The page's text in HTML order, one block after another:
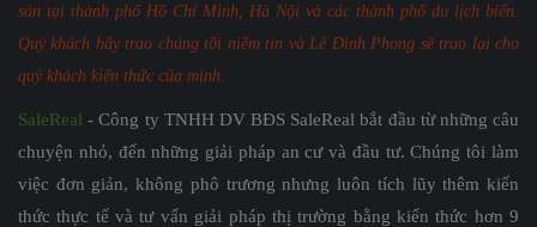
sản tại thành phố Hồ Chí Minh, Hà Nội và các thành phố du lịch biển.
Quý khách hãy trao chúng tôi niềm tin và Lê Đình Phong sẽ trao lại cho
quý khách kiến thức của mình.
SaleReal - Công ty TNHH DV BĐS SaleReal bắt đầu từ những câu
chuyện nhỏ, đến những giải pháp an cư và đầu tư. Chúng tôi làm
việc đơn giản, không phô trương nhưng luôn tích lũy thêm kiến
thức thực tế và tư vấn giải pháp thị trường bằng kiến thức hơn 9